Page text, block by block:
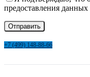
предоставления данных
+7 (499) 148-88-66